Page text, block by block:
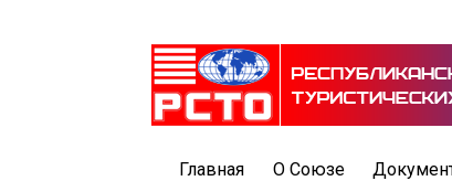
Главная О Союзе